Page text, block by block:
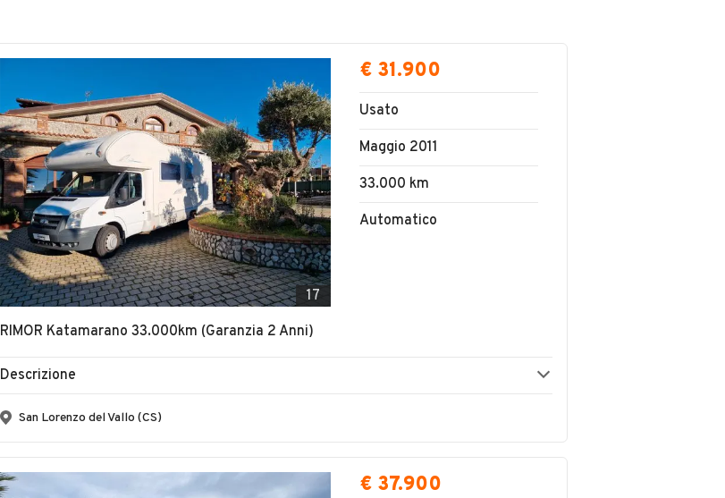
17
RIMOR Katamarano 33.000km (Garanzia 2 Anni)
€ 31.900
Usato
Maggio 2011
33.000 km
Automatico
Descrizione
San Lorenzo del Vallo (CS)
€ 37.900